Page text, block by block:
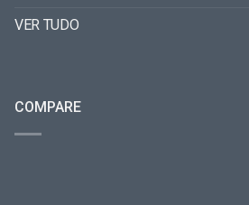
VER TUDO
COMPARE